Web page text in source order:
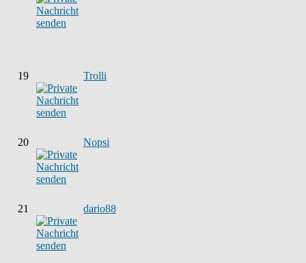
19 Trolli
20 Nopsi
21 dario88